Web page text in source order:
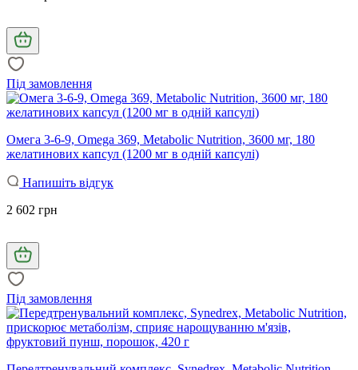
Під замовлення
Омега 3-6-9, Omega 369, Metabolic Nutrition, 3600 мг, 180
желатинових капсул (1200 мг в одній капсулі)
Напишіть відгук
2 602 грн
Під замовлення